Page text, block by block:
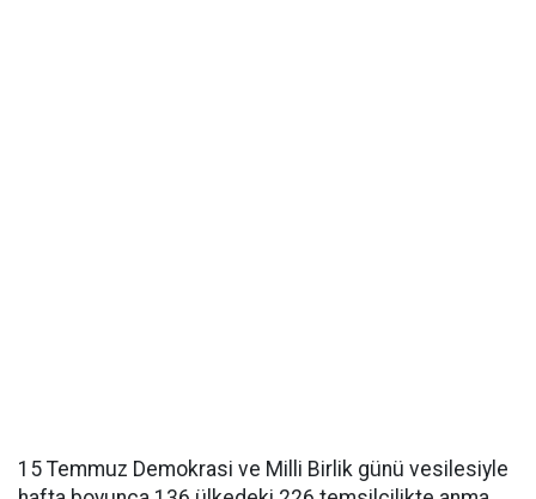
15 Temmuz Demokrasi ve Milli Birlik günü vesilesiyle